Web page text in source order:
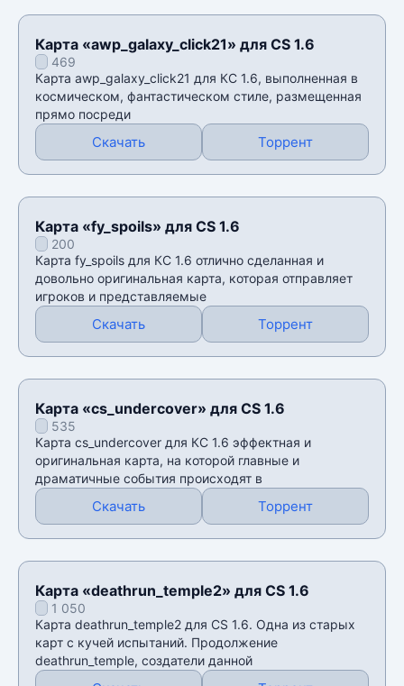
Карта «awp_galaxy_click21» для CS 1.6
469
Карта awp_galaxy_click21 для КС 1.6, выполненная в
космическом, фантастическом стиле, размещенная
прямо посреди
Скачать Торрент
Карта «fy_spoils» для CS 1.6
200
Карта fy_spoils для КС 1.6 отлично сделанная и
довольно оригинальная карта, которая отправляет
игроков и представляемые
Скачать Торрент
Карта «cs_undercover» для CS 1.6
535
Карта cs_undercover для КС 1.6 эффектная и
оригинальная карта, на которой главные и
драматичные события происходят в
Скачать Торрент
Карта «deathrun_temple2» для CS 1.6
1 050
Карта deathrun_temple2 для CS 1.6. Одна из старых
карт с кучей испытаний. Продолжение
deathrun_temple, создатели данной